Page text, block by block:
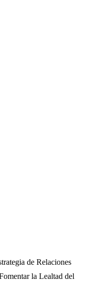
de Relaciones
la Lealtad del